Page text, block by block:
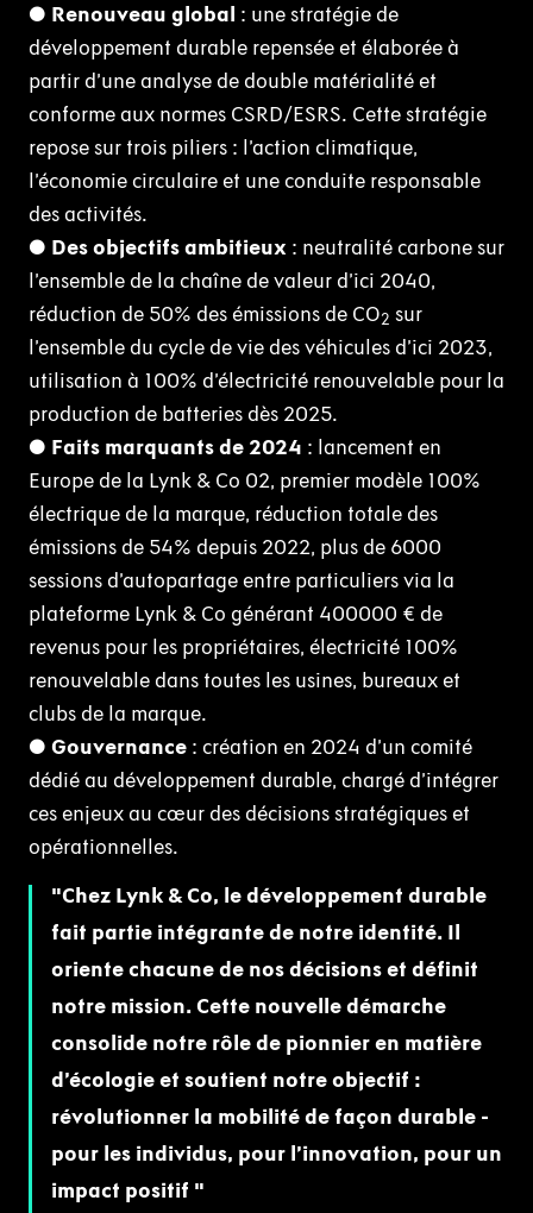
● Renouveau global : une stratégie de
développement durable repensée et élaborée à
partir d’une analyse de double matérialité et
conforme aux normes CSRD/ESRS. Cette stratégie
repose sur trois piliers : l’action climatique,
l’économie circulaire et une conduite responsable
des activités.
● Des objectifs ambitieux : neutralité carbone sur
l’ensemble de la chaîne de valeur d’ici 2040,
réduction de 50% des émissions de CO2 sur
l’ensemble du cycle de vie des véhicules d’ici 2023,
utilisation à 100% d’électricité renouvelable pour la
production de batteries dès 2025.
● Faits marquants de 2024 : lancement en
Europe de la Lynk & Co 02, premier modèle 100%
électrique de la marque, réduction totale des
émissions de 54% depuis 2022, plus de 6000
sessions d’autopartage entre particuliers via la
plateforme Lynk & Co générant 400000 € de
revenus pour les propriétaires, électricité 100%
renouvelable dans toutes les usines, bureaux et
clubs de la marque.
● Gouvernance : création en 2024 d’un comité
dédié au développement durable, chargé d’intégrer
ces enjeux au cœur des décisions stratégiques et
opérationnelles.
Chez Lynk & Co, le développement durable
fait partie intégrante de notre identité. Il
oriente chacune de nos décisions et définit
notre mission. Cette nouvelle démarche
consolide notre rôle de pionnier en matière
d’écologie et soutient notre objectif :
révolutionner la mobilité de façon durable -
pour les individus, pour l’innovation, pour un
impact positif